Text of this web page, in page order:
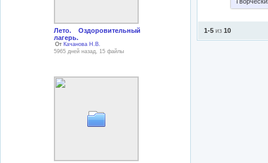
Лето. Оздоровительный
лагерь.
От Качанова Н.В.
5965 дней назад, 15 файлы
1-5 из 10